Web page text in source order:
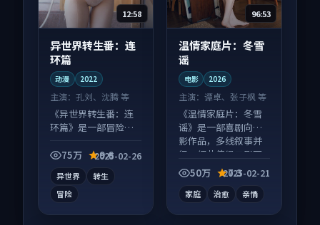
12:58
异世界转生番：连
环篇
动漫 2022
主演： 孔刘、沈腾 等
《异世界转生番：连
环篇》是一部冒险向
度高，适合配弹幕观
75万 9.6
2025-02-26
异世界
转生
冒险
96:53
温情家庭片：冬雪
谣
电影 2026
主演：谭卓、张子枫 等
《温情家庭片：冬雪
谣》是一部喜剧向电
影作品，多线叙事并
行，细节值得二刷回
味。50万 7.3
2025-02-21
家庭 治愈 亲情